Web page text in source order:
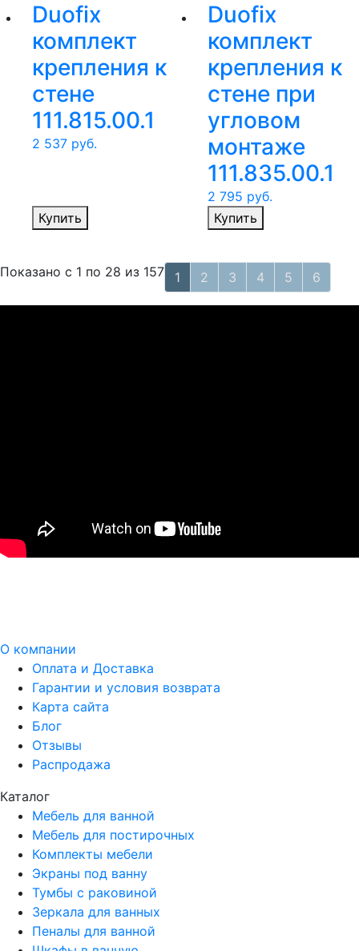
Duofix
комплект
крепления к
стене
111.815.00.1
2 537 руб.
Купить
Duofix
комплект
крепления к
стене при
угловом
монтаже
111.835.00.1
2 795 руб.
Купить
Показано с 1 по 28 из 157 1 2 3 4 5 6
О компании
Оплата и Доставка
Гарантии и условия возврата
Карта сайта
Блог
Отзывы
Распродажа
Каталог
Мебель для ванной
Мебель для постирочных
Комплекты мебели
Экраны под ванну
Тумбы с раковиной
Зеркала для ванных
Пеналы для ванной